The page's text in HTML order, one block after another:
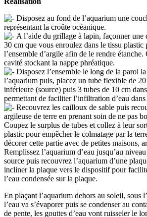
Disposez au fond de l’aquarium une
représentant la croûte océanique.
A l’aide du grillage à lapin, façonner une
30 cm que vous enroulez dans le tissu plastic
l’ensemble d’argile afin de le rendre étanche.
cavité stockant la nappe phréatique.
Disposez l’ensemble le long de la paroi
l’aquarium puis, placez un tube flexible de
inférieure (source) puis 3 tubes de 10 cm
permettant de faciliter l’infiltration d’eau
Recouvrez les cailloux de sable puis
argileuse de terre en prenant soin de ne pas
Coupez le surplus de tubes et collez à leur
plastic pour empêcher le colmatage par la
décorer cette partie avec de petites maisons,
Remplissez l’aquarium d’eau jusqu’au
source puis recouvrez l’aquarium d’une
incliner la plaque vers le dispositif pour
l’eau condensée sur la plaque.
En plaçant l’aquarium dehors au soleil, sous
l’eau va s’évaporer puis se condenser au
de pente, les gouttes d’eau vont ruisseler le